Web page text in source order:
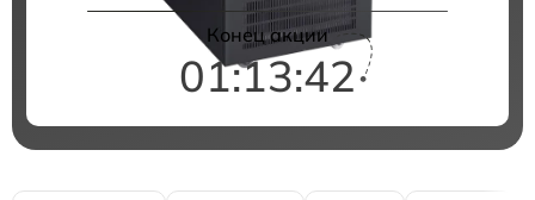
Конец акции
01:13:41